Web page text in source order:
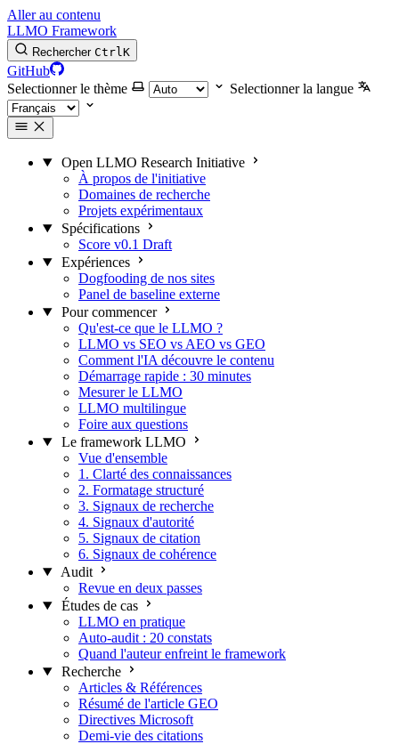
Aller au contenu
LLMO Framework
Rechercher CtrlK
GitHub
Selectionner le thème
Selectionner la langue
Open LLMO Research Initiative
À propos de l'initiative
Domaines de recherche
Projets expérimentaux
Spécifications
Score v0.1 Draft
Expériences
Dogfooding de nos sites
Panel de baseline externe
Pour commencer
Qu'est-ce que le LLMO ?
LLMO vs SEO vs AEO vs GEO
Comment l'IA découvre le contenu
Démarrage rapide : 30 minutes
Mesurer le LLMO
LLMO multilingue
Foire aux questions
Le framework LLMO
Vue d'ensemble
1. Clarté des connaissances
2. Formatage structuré
3. Signaux de recherche
4. Signaux d'autorité
5. Signaux de citation
6. Signaux de cohérence
Audit
Revue en deux passes
Études de cas
LLMO en pratique
Auto-audit : 20 constats
Quand l'auteur enfreint le framework
Recherche
Articles & Références
Résumé de l'article GEO
Directives Microsoft
Demi-vie des citations